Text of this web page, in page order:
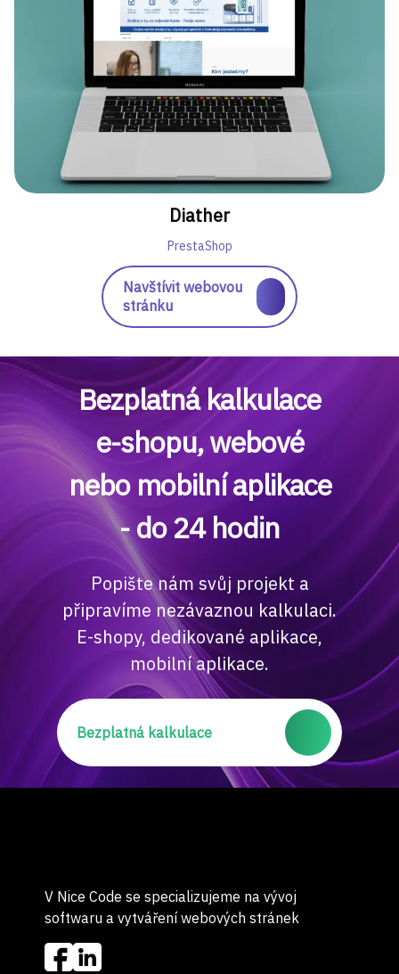
Diather
PrestaShop
Navštívit webovou
stránku
Bezplatná kalkulace
e-shopu, webové
nebo mobilní aplikace
- do 24 hodin
Popište nám svůj projekt a
připravíme nezávaznou kalkulaci.
E-shopy, dedikované aplikace,
mobilní aplikace.
Bezplatná kalkulace
V Nice Code se specializujeme na vývoj
softwaru a vytváření webových stránek